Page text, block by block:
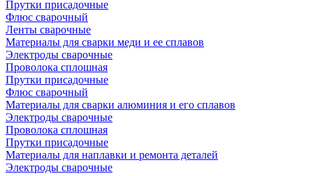
Прутки присадочные
Флюс сварочный
Ленты сварочные
Материалы для сварки меди и ее сплавов
Электроды сварочные
Проволока сплошная
Прутки присадочные
Флюс сварочный
Материалы для сварки алюминия и его сплавов
Электроды сварочные
Проволока сплошная
Прутки присадочные
Материалы для наплавки и ремонта деталей
Электроды сварочные